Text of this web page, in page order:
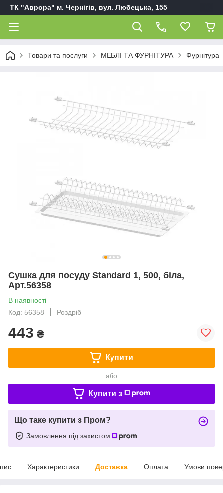
ТК "Аврора" м. Чернігів, вул. Любецька, 155
Товари та послуги МЕБЛІ ТА ФУРНІТУРА Фурнітура
Сушка для посуду Standard 1, 500, біла,
Арт.56358
В наявності
Код: 56358
Роздріб
443 ₴
Купити
або
Купити з
Що таке купити з Пром?
Замовлення під захистом
Характеристики Доставка Оплата Умови